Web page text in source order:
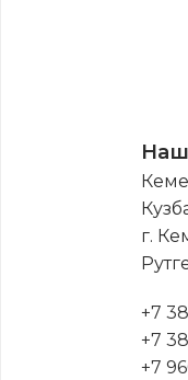
г.
+7
+7
+7